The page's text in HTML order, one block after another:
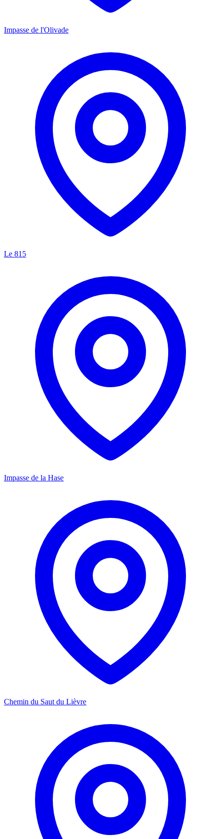
Impasse de l'Olivade
Le 815
Impasse de la Hase
Chemin du Saut du Lièvre